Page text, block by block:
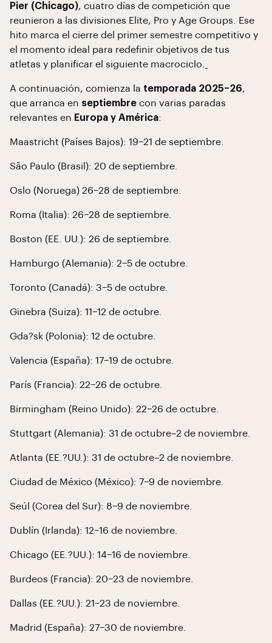
Pier (Chicago), cuatro días de competición que
reunieron a las divisiones Elite, Pro y Age Groups. Ese
hito marca el cierre del primer semestre competitivo y
el momento ideal para redefinir objetivos de tus
atletas y planificar el siguiente macrociclo.
A continuación, comienza la temporada 2025–26,
que arranca en septiembre con varias paradas
relevantes en Europa y América:
Maastricht (Países Bajos): 19–21 de septiembre.
São Paulo (Brasil): 20 de septiembre.
Oslo (Noruega) 26–28 de septiembre.
Roma (Italia): 26–28 de septiembre.
Boston (EE. UU.): 26 de septiembre.
Hamburgo (Alemania): 2–5 de octubre.
Toronto (Canadá): 3–5 de octubre.
Ginebra (Suiza): 11–12 de octubre.
Gda?sk (Polonia): 12 de octubre.
Valencia (España): 17–19 de octubre.
París (Francia): 22–26 de octubre.
Birmingham (Reino Unido): 22–26 de octubre.
Stuttgart (Alemania): 31 de octubre–2 de noviembre.
Atlanta (EE.?UU.): 31 de octubre–2 de noviembre.
Ciudad de México (México): 7–9 de noviembre.
Seúl (Corea del Sur): 8–9 de noviembre.
Dublín (Irlanda): 12–16 de noviembre.
Chicago (EE.?UU.): 14–16 de noviembre.
Burdeos (Francia): 20–23 de noviembre.
Dallas (EE.?UU.): 21–23 de noviembre.
Madrid (España): 27–30 de noviembre.